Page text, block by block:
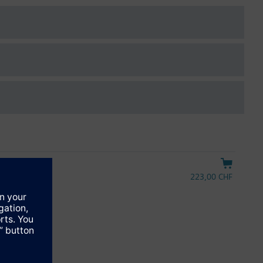
o con le testine termostatiche RTN...
223,00 CHF